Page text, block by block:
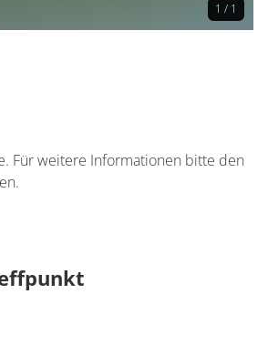
1 / 1
Für weitere Informationen bitte den